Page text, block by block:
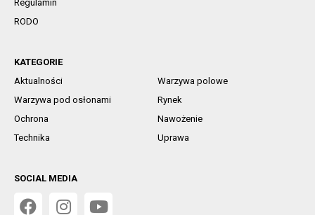
Regulamin
RODO
KATEGORIE
Aktualności
Warzywa polowe
Warzywa pod osłonami
Rynek
Ochrona
Nawożenie
Technika
Uprawa
SOCIAL MEDIA